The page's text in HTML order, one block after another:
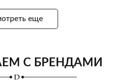
еще
С БРЕНДАМИ